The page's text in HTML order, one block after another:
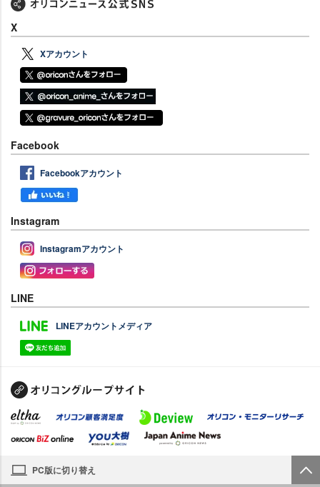
X
Xアカウント
Facebook
Facebookアカウント
Instagram
Instagramアカウント
LINE
LINEアカウントメディア
PC版に切り替え